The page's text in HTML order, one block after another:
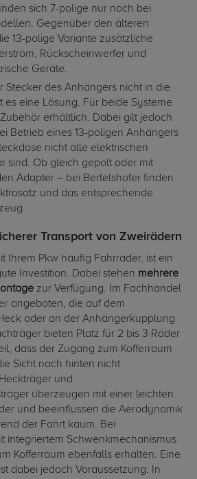
sich 7-polige nur noch bei
Gegenüber den älteren
13-polige Variante zusätzliche
Rückscheinwerfer und
Geräte.
Stecker des Anhängers nicht in die
es eine Lösung. Für beide Systeme
erhältlich. Dabei gilt jedoch
Betrieb eines 13-poligen Anhängers
nicht alle elektrischen
sind. Ob gleich gepolt oder mit
Adapter – bei Bertelshofer finden
und das entsprechende
Transport von Zweirädern
Ihrem Pkw häufig Fahrräder, ist ein
Investition. Dabei stehen mehrere
zur Verfügung. Im Fachhandel
angeboten, die auf dem
oder an der Anhängerkupplung
bieten Platz für 2 bis 3 Räder
dass der Zugang zum Kofferraum
Sicht nach hinten nicht
und
überzeugen mit einer leichten
und beeinflussen die Aerodynamik
der Fahrt kaum. Bei
integriertem Schwenkmechanismus
Kofferraum ebenfalls erhalten. Eine
dabei jedoch Voraussetzung. In